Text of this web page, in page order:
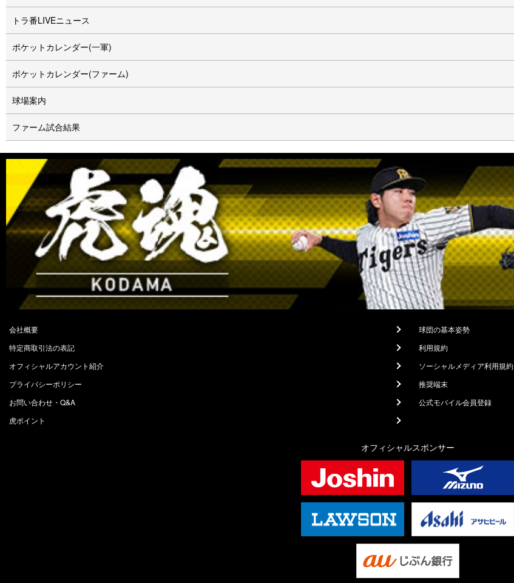
トラ番LIVEニュース
ポケットカレンダー(一軍)
ポケットカレンダー(ファーム)
球場案内
ファーム試合結果
会社概要
球団の基本姿勢
特定商取引法の表記
利用規約
オフィシャルアカウント紹介
ソーシャルメディア利用規約
プライバシーポリシー
推奨端末
お問い合わせ・Q&A
公式モバイル会員登録
虎ポイント
オフィシャルスポンサー